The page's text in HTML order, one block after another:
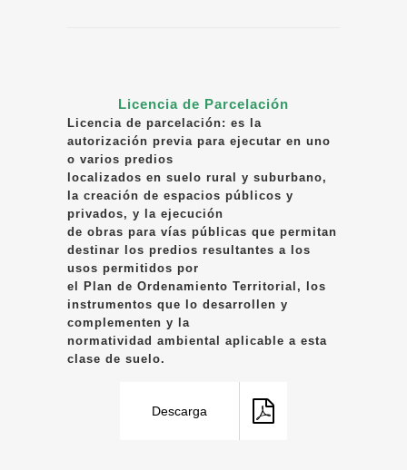
Licencia de Parcelación
Licencia de parcelación: es la
autorización previa para ejecutar en uno
o varios predios
localizados en suelo rural y suburbano,
la creación de espacios públicos y
privados, y la ejecución
de obras para vías públicas que permitan
destinar los predios resultantes a los
usos permitidos por
el Plan de Ordenamiento Territorial, los
instrumentos que lo desarrollen y
complementen y la
normatividad ambiental aplicable a esta
clase de suelo.
Descarga